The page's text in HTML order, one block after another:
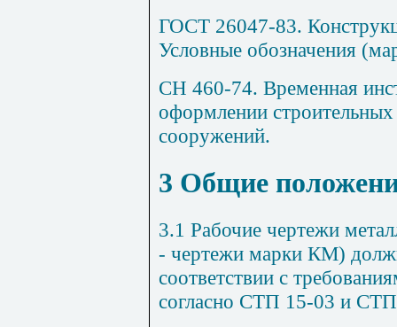
ГОСТ 26047-83.
Условные обозначения
СН 460-74. Временная
оформлении
сооружений.
3 Общие
3.1 Рабочие чертежи
- чертежи марки КМ)
соответствии с
согласно СТП 15-03 и